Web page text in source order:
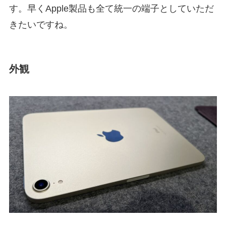
す。早くApple製品も全て統一の端子としていただ
きたいですね。
外観